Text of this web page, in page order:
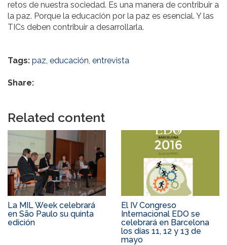
retos de nuestra sociedad. Es una manera de contribuir a
la paz. Porque la educación por la paz es esencial. Y las
TICs deben contribuir a desarrollarla.
Tags: paz, educación, entrevista
Share:
Related content
La MIL Week celebrará
en São Paulo su quinta
edición
El IV Congreso
Internacional EDO se
celebrará en Barcelona
los días 11, 12 y 13 de
mayo